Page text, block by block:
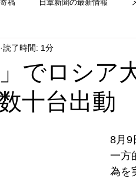
寄稿 日章新聞の最新情報
さ党 自民党
」でロシア
十台出動
読了時間: 1分
8月9
一方
為を